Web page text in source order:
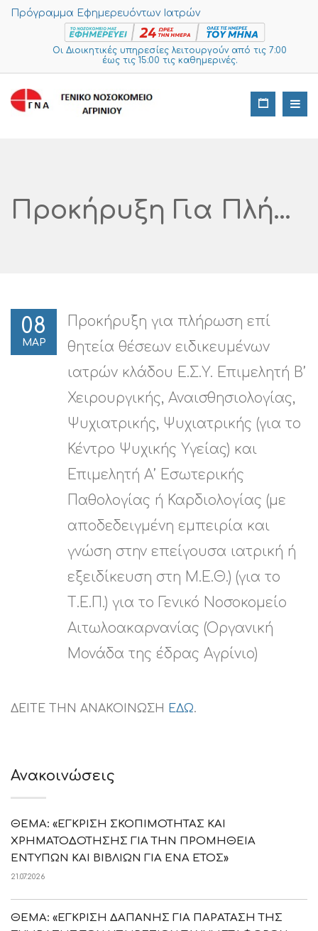
Πρόγραμμα Εφημερευόντων Ιατρών
Οι Διοικητικές υπηρεσίες λειτουργούν από τις 7:00
έως τις 15:00 τις καθημερινές.
Προκήρυξη Για Πλήρωση Επί Θητεία Θέσεων Ειδικευμένων Ιατρών Κλάδου Ε.Σ.Υ. Επιμελητή Β’ Χειρουργικής, Αναισθησιολογίας, Ψυχιατρικής, Ψυχιατρικής (για Το Κέντρο Ψυχικής Υγείας) Και Επιμελητή Α’ Εσωτερικής Παθολογίας Ή Καρδιολογίας (με Αποδεδειγμένη Εμπειρία Και Γνώση Στην Επείγουσα Ιατρική Ή Εξειδίκευση Στη Μ.Ε.Θ.) (για Το Τ.Ε.Π.) Για Το Γενικό Νοσοκομείο Αιτωλοακαρνανίας (Οργανική Μονάδα Της Έδρας Αγρίνιο)
08
ΜΑΡ
Προκήρυξη για πλήρωση επί
θητεία θέσεων ειδικευμένων
ιατρών κλάδου Ε.Σ.Υ. Επιμελητή Β’
Χειρουργικής, Αναισθησιολογίας,
Ψυχιατρικής, Ψυχιατρικής (για το
Κέντρο Ψυχικής Υγείας) και
Επιμελητή Α’ Εσωτερικής
Παθολογίας ή Καρδιολογίας (με
αποδεδειγμένη εμπειρία και
γνώση στην επείγουσα ιατρική ή
εξειδίκευση στη Μ.Ε.Θ.) (για το
Τ.Ε.Π.) για το Γενικό Νοσοκομείο
Αιτωλοακαρνανίας (Οργανική
Μονάδα της έδρας Αγρίνιο)
ΔΕΙΤΕ ΤΗΝ ΑΝΑΚΟΙΝΩΣΗ ΕΔΩ.
Ανακοινώσεις
ΘΕΜΑ: «ΕΓΚΡΙΣΗ ΣΚΟΠΙΜΟΤΗΤΑΣ ΚΑΙ
ΧΡΗΜΑΤΟΔΟΤΗΣΗΣ ΓΙΑ ΤΗΝ ΠΡΟΜΗΘΕΙΑ
ΕΝΤΥΠΩΝ ΚΑΙ ΒΙΒΛΙΩΝ ΓΙΑ ΕΝΑ ΕΤΟΣ»
21.07.2026
ΘΕΜΑ: «ΕΓΚΡΙΣΗ ΔΑΠΑΝΗΣ ΓΙΑ ΠΑΡΑΤΑΣΗ ΤΗΣ